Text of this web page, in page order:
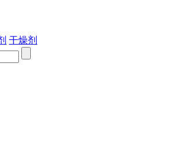
干燥剂